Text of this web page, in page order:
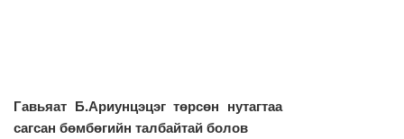
Гавьяат Б.Ариунцэцэг төрсөн нутагтаа
сагсан бөмбөгийн талбайтай болов